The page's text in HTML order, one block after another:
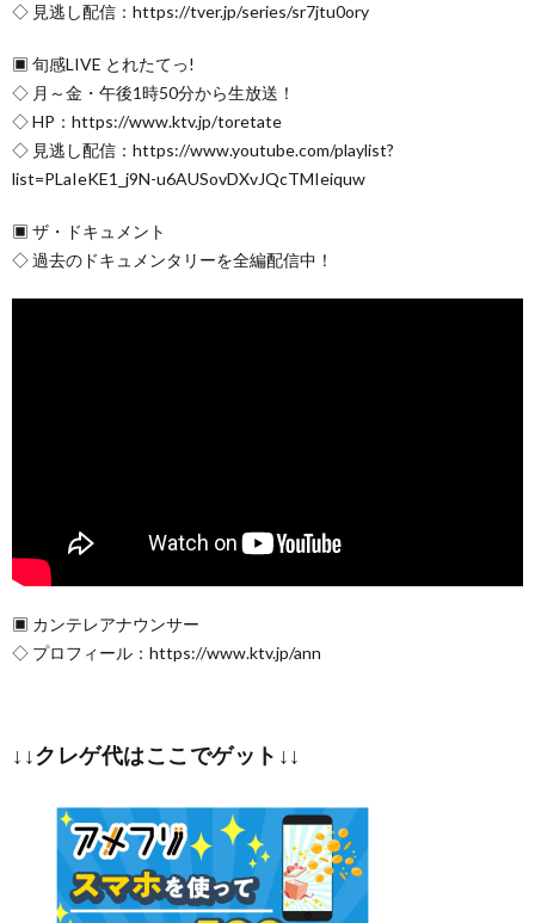
◇ 見逃し配信：https://tver.jp/series/sr7jtu0ory
▣ 旬感LIVE とれたてっ!
◇ 月～金・午後1時50分から生放送！
◇ HP：https://www.ktv.jp/toretate
◇ 見逃し配信：https://www.youtube.com/playlist?
list=PLaIeKE1_j9N-u6AUSovDXvJQcTMIeiquw
▣ ザ・ドキュメント
◇ 過去のドキュメンタリーを全編配信中！
▣ カンテレアナウンサー
◇ プロフィール：https://www.ktv.jp/ann
↓↓クレゲ代はここでゲット↓↓